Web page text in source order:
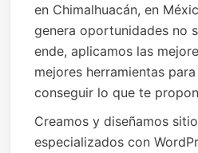
en Chimalhuacán, en
genera oportunidades no
ende, aplicamos las
mejores herramientas
conseguir lo que te
Creamos y diseñamos
especializados con